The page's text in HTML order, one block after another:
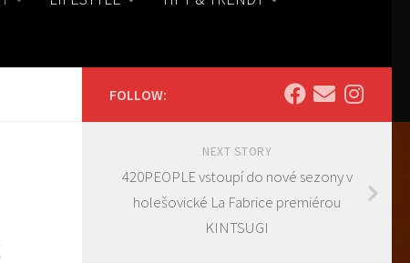
FOLLOW:
NEXT STORY
420PEOPLE vstoupí do nové sezony v
holešovické La Fabrice premiérou
KINTSUGI